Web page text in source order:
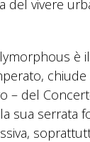
del vivere
è
– del
sua serrata